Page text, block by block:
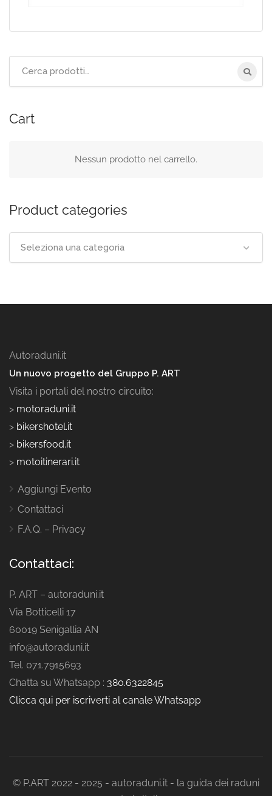
Cart
Nessun prodotto nel carrello.
Product categories
Seleziona una categoria
Autoraduni.it
Un nuovo progetto del Gruppo P. ART
Visita i portali del nostro circuito:
> motoraduni.it
> bikershotel.it
> bikersfood.it
> motoitinerari.it
Aggiungi Evento
Contattaci
F.A.Q. – Privacy
Contattaci:
P. ART – autoraduni.it
Via Botticelli 17
60019 Senigallia AN
info@autoraduni.it
Tel. 071.7915693
Chatta su Whatsapp : 380.6322845
Clicca qui per iscriverti al canale Whatsapp
© P.ART 2022 - 2025 - autoraduni.it - la guida dei raduni